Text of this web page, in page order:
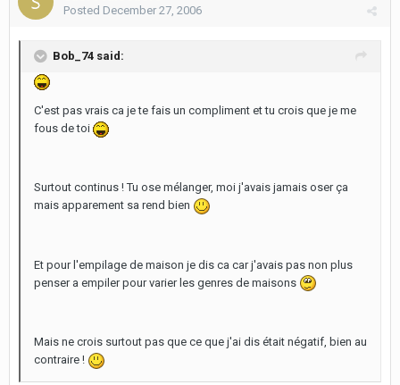
Posted December 27, 2006
Bob_74 said:
C'est pas vrais ca je te fais un compliment et tu crois que je me
fous de toi
Surtout continus ! Tu ose mélanger, moi j'avais jamais oser ça
mais apparement sa rend bien
Et pour l'empilage de maison je dis ca car j'avais pas non plus
penser a empiler pour varier les genres de maisons
Mais ne crois surtout pas que ce que j'ai dis était négatif, bien au
contraire !